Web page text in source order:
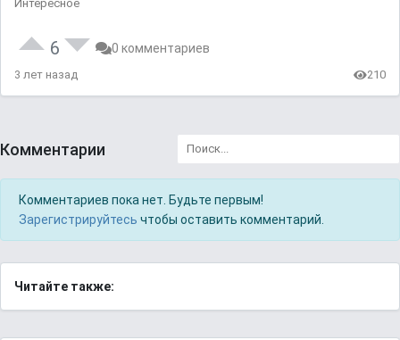
Интересное
6 0 комментариев
3 лет назад 210
Комментарии
Комментариев пока нет. Будьте первым!
Зарегистрируйтесь чтобы оставить комментарий.
Читайте также: